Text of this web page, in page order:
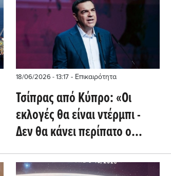
18/06/2026 - 13:17 - Επικαιρότητα
Τσίπρας από Κύπρο: «Οι
εκλογές θα είναι ντέρμπι -
Δεν θα κάνει περίπατο ο
Μητσοτάκης, πάμε για τη
νίκη»